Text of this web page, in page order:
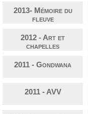
2013- Mémoire du
fleuve
2012 - Art et
chapelles
2011 - Gondwana
2011 - AVV